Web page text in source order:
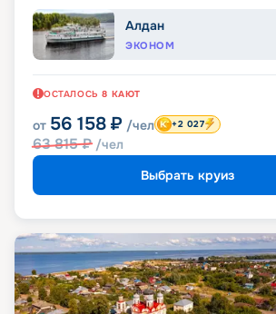
Алдан
ЭКОНОМ
ОСТАЛОСЬ 8 КАЮТ
от 56 158 ₽ /чел
63 815₽ /чел
+2 027
Выбрать круиз